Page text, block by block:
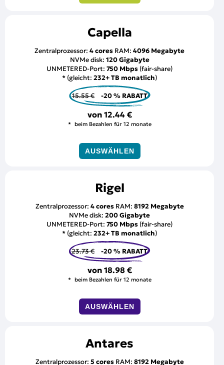
Capella
Zentralprozessor: 4 cores RAM: 4096 Megabyte
NVMe disk: 120 Gigabyte
UNMETERED-Port: 750 Mbps (fair-share)
* (gleicht: 232+ TB monatlich)
15.55 € -20 % RABATT
von 12.44 €
beim Bezahlen für 12 monate
AUSWÄHLEN
Rigel
Zentralprozessor: 4 coresRAM: 8192 Megabyte
NVMe disk: 200 Gigabyte
UNMETERED-Port: 750 Mbps (fair-share)
* (gleicht: 232+ TB monatlich)
23.73 € -20 % RABATT
von 18.98 €
beim Bezahlen für 12 monate
AUSWÄHLEN
Antares
Zentralprozessor: 5 coresRAM: 8192 Megabyte